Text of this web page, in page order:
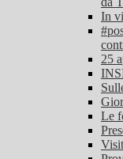
In
25
Le